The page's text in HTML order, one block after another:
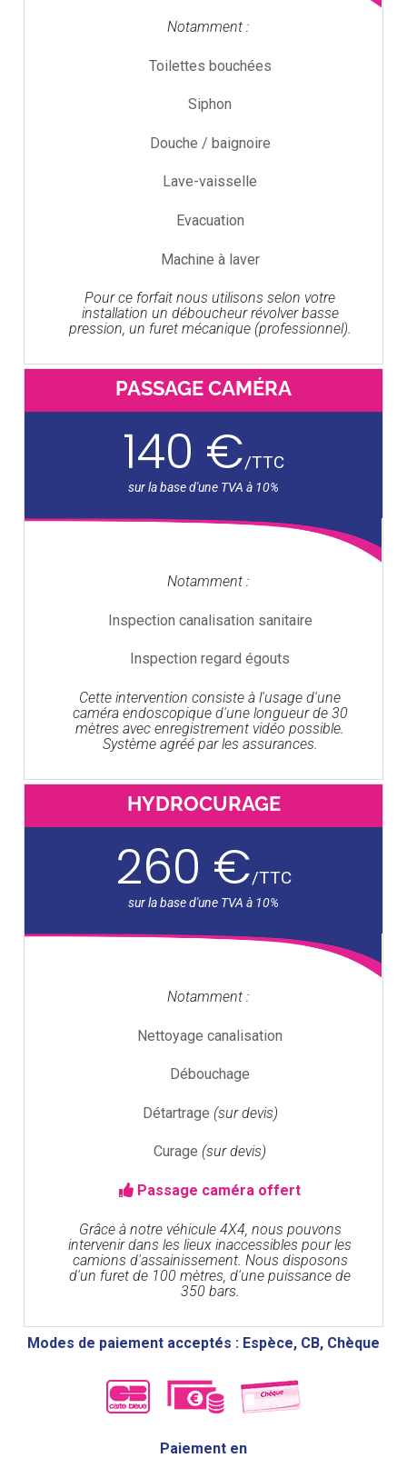
Notamment :
Toilettes bouchées
Siphon
Douche / baignoire
Lave-vaisselle
Evacuation
Machine à laver
Pour ce forfait nous utilisons selon votre
installation un déboucheur révolver basse
pression, un furet mécanique (professionnel).
PASSAGE CAMÉRA
140 €/TTC
Notamment :
Inspection canalisation sanitaire
Inspection regard égouts
Cette intervention consiste à l'usage d'une
caméra endoscopique d'une longueur de 30
mètres avec enregistrement vidéo possible.
Système agréé par les assurances.
HYDROCURAGE
260 €/TTC
Notamment :
Nettoyage canalisation
Débouchage
Détartrage (sur devis)
Curage (sur devis)
Passage caméra offert
Grâce à notre véhicule 4X4, nous pouvons
intervenir dans les lieux inaccessibles pour les
camions d'assainissement. Nous disposons
d'un furet de 100 mètres, d'une puissance de
350 bars.
Modes de paiement acceptés : Espèce, CB, Chèque
Paiement en